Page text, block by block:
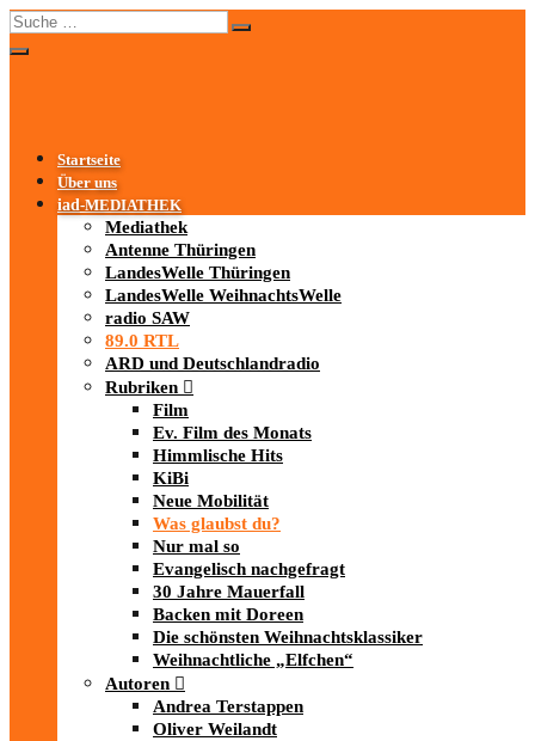
Startseite
Über uns
iad-MEDIATHEK
Mediathek
Antenne Thüringen
LandesWelle Thüringen
LandesWelle WeihnachtsWelle
radio SAW
89.0 RTL
ARD und Deutschlandradio
Rubriken
Film
Ev. Film des Monats
Himmlische Hits
KiBi
Neue Mobilität
Was glaubst du?
Nur mal so
Evangelisch nachgefragt
30 Jahre Mauerfall
Backen mit Doreen
Die schönsten Weihnachtsklassiker
Weihnachtliche „Elfchen“
Autoren
Andrea Terstappen
Oliver Weilandt